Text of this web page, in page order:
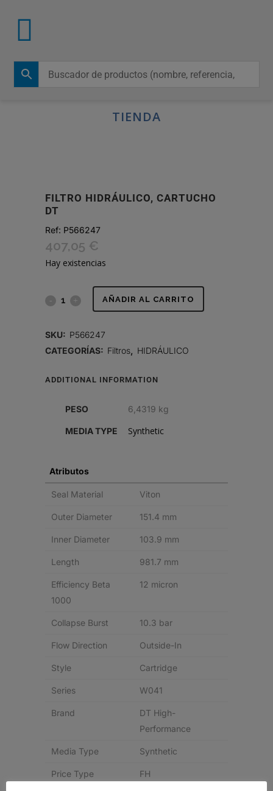
TIENDA
FILTRO HIDRÁULICO, CARTUCHO
DT
Ref: P566247
407,05 €
Hay existencias
FILTRO
CARTUCHO
AÑADIR AL CARRITO
SKU: P566247
CATEGORÍAS: Filtros HIDRÁULICO
ADDITIONAL INFORMATION
PESO 6,4319 kg
MEDIA TYPE Synthetic
Atributos
Seal Material Viton
Outer Diameter 151.4 mm
Inner Diameter 103.9 mm
Length 981.7 mm
Efficiency Beta
1000
12 micron
Collapse Burst 10.3 bar
Flow Direction Outside-In
Style Cartridge
Series W041
Brand
DT High-
Performance
Media Type Synthetic
Price Type FH